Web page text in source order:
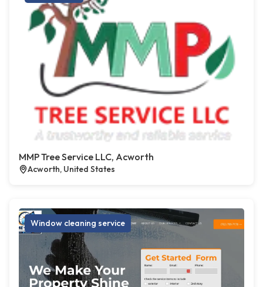
MMP Tree Service LLC, Acworth
Acworth, United States
Window cleaning service